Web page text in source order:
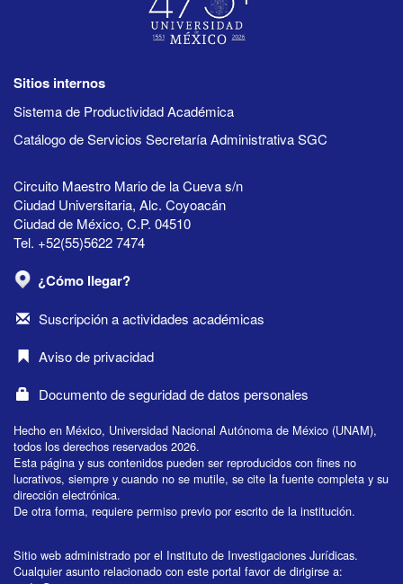
Sitios internos
Sistema de Productividad Académica
Catálogo de Servicios Secretaría Administrativa SGC
Circuito Maestro Mario de la Cueva s/n
Ciudad Universitaria, Alc. Coyoacán
Ciudad de México, C.P. 04510
Tel. +52(55)5622 7474
¿Cómo llegar?
Suscripción a actividades académicas
Aviso de privacidad
Documento de seguridad de datos personales
Hecho en México, Universidad Nacional Autónoma de México (UNAM),
todos los derechos reservados 2026.
Esta página y sus contenidos pueden ser reproducidos con fines no
lucrativos, siempre y cuando no se mutile, se cite la fuente completa y su
dirección electrónica.
De otra forma, requiere permiso previo por escrito de la institución.
Sitio web administrado por el Instituto de Investigaciones Jurídicas.
Cualquier asunto relacionado con este portal favor de dirigirse a: